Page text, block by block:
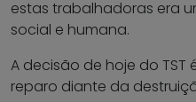
estas trabalhadoras era
social e humana.
A decisão de hoje do
reparo diante da